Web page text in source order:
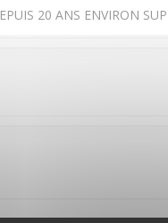
20 ANS ENVIRON